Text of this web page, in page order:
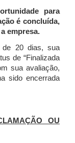
para
é concluída,
empresa.
de 20 dias, sua
de “Finalizada
sua avaliação,
sido encerrada
OU